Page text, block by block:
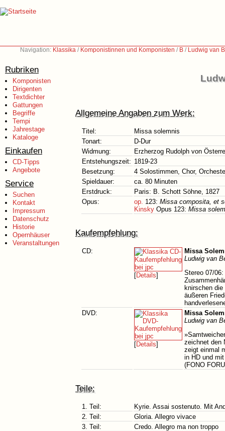
Navigation: Klassika / Komponistinnen und Komponisten / B / Ludwig van
Rubriken
Komponisten
Dirigenten
Textdichter
Gattungen
Begriffe
Tempi
Jahrestage
Kataloge
Einkaufen
CD-Tipps
Angebote
Service
Suchen
Kontakt
Impressum
Datenschutz
Historie
Opernhäuser
Veranstaltungen
Allgemeine Angaben zum Werk:
Titel:
Missa solemnis
Tonart:
D-Dur
Widmung:
Erzherzog Rudolph von
Entstehungszeit: 1819-23
Besetzung:
4 Solostimmen, Chor,
Spieldauer:
ca. 80 Minuten
Erstdruck:
Paris: B. Schott Söhne, 1827
Opus:
op. 123: Missa composita, et
Kinsky Opus 123: Missa
Kaufempfehlung:
CD:
[Details]
Missa
Ludwig van
Stereo 07/
knirschen
äußeren
DVD:
[Details]
Missa
Ludwig van
zeichnet den
zeigt einmal
in HD und
(FONO
Teile:
1. Teil:
Kyrie. Assai sostenuto. Mit
2. Teil:
Gloria. Allegro vivace
3. Teil:
Credo. Allegro ma non troppo